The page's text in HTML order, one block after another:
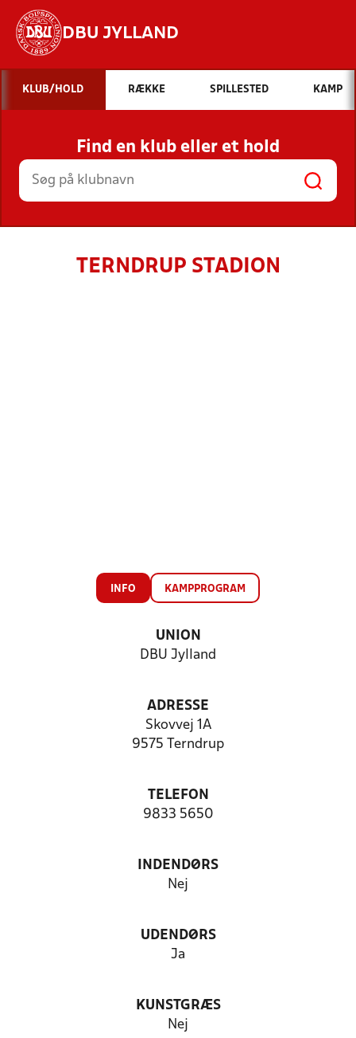
DBU JYLLAND
Hvad vil du søge efter?
INDHOLD OG NYHEDER
STILLINGER, RESULTATER, KLUBBER OG
HOLD
KLUB/HOLD RÆKKE SPILLESTED KAMP
Find en klub eller et hold
TERNDRUP STADION
INFO KAMPPROGRAM
UNION
DBU Jylland
ADRESSE
Skovvej 1A
9575 Terndrup
TELEFON
9833 5650
INDENDØRS
Nej
UDENDØRS
Ja
KUNSTGRÆS
Nej